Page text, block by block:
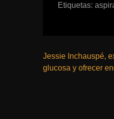
Etiquetas:
Jessie Inchauspé,
glucosa y ofrecer